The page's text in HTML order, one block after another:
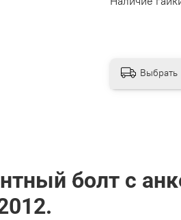
Выбрать
болт с